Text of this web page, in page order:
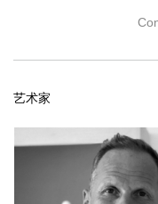
我的信条是：宁愿光线少
W：在您之前的作品中“
艺术家